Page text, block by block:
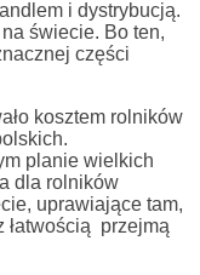
i dystrybucją.
świecie. Bo ten,
części
kosztem rolników
planie wielkich
dla rolników
uprawiające tam,
łatwością przejmą